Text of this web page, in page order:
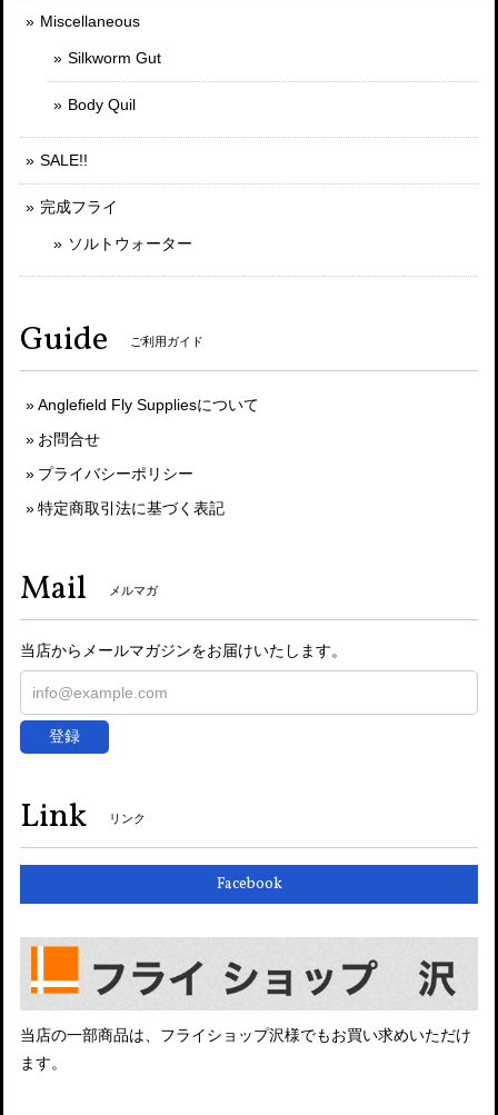
Miscellaneous
Silkworm Gut
Body Quil
SALE!!
完成フライ
ソルトウォーター
Guide ご利用ガイド
Anglefield Fly Suppliesについて
お問合せ
プライバシーポリシー
特定商取引法に基づく表記
Mail メルマガ
当店からメールマガジンをお届けいたします。
登録
Link リンク
Facebook
当店の一部商品は、フライショップ沢様でもお買い求めいただけ
ます。